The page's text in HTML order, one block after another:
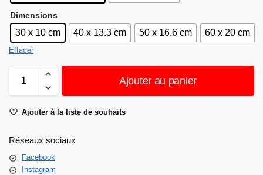
Dimensions
30 x 10 cm 40 x 13.3 cm 50 x 16.6 cm 60 x 20 cm
Effacer
Ajouter au panier
Ajouter à la liste de souhaits
Réseaux sociaux
Facebook
Instagram